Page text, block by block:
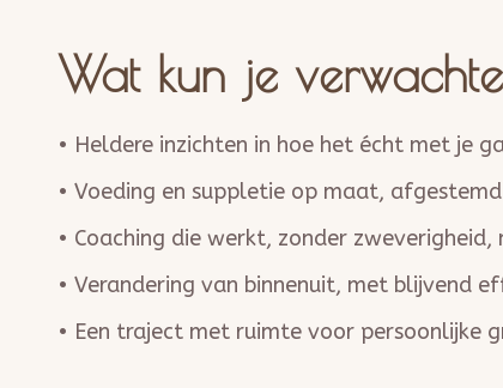
Wat kun je
• Heldere inzichten in hoe het écht met je
• Voeding en suppletie op maat,
• Coaching die werkt, zonder
• Verandering van binnenuit, met blijvend
• Een traject met ruimte voor persoonlijke